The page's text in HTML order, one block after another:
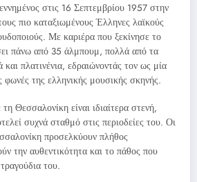
στις 16 Σεπτεμβρίου 1957 στην
πιο καταξιωμένους Έλληνες λαϊκούς
Με καριέρα που ξεκίνησε το
πάνω από 35 άλμπουμ, πολλά από τα
και πλατινένια, εδραιώνοντάς τον ως μία
φωνές της ελληνικής μουσικής σκηνής.
Θεσσαλονίκη είναι ιδιαίτερα στενή,
συχνά σταθμό στις περιοδείες του. Οι
προσελκύουν πλήθος
την αυθεντικότητα και το πάθος που
του.